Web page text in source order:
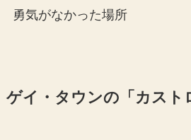
勇気がなかった場所
ゲイ・タウンの「カスト